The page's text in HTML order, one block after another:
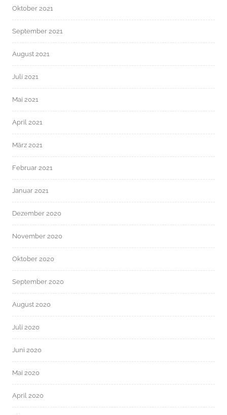
Oktober 2021
September 2021
August 2021
Juli 2021
Mai 2021
April 2021
März 2021
Februar 2021
Januar 2021
Dezember 2020
November 2020
Oktober 2020
September 2020
August 2020
Juli 2020
Juni 2020
Mai 2020
April 2020